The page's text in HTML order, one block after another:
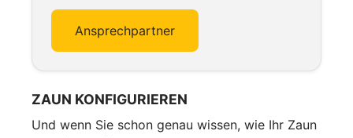
Ansprechpartner
ZAUN KONFIGURIEREN
Und wenn Sie schon genau wissen, wie Ihr Zaun